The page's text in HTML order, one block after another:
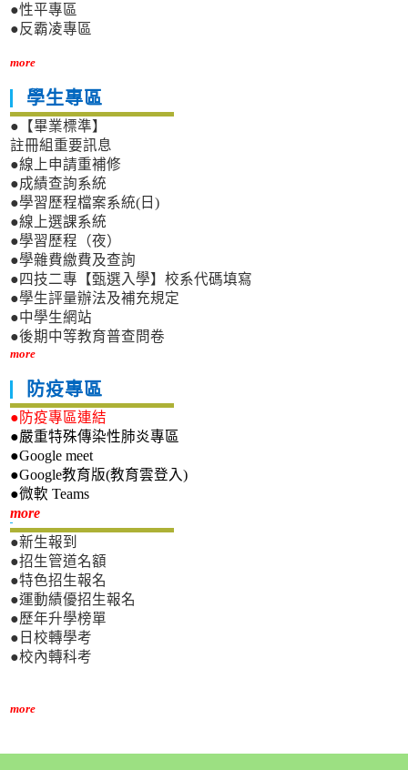
●性平專區
●反霸凌專區
more
學生專區
●【畢業標準】
註冊組重要訊息
●線上申請重補修
●成績查詢系統
●學習歷程檔案系統(日)
●線上選課系統
●學習歷程（夜）
●學雜費繳費及查詢
●四技二專【甄選入學】校系代碼填寫
●學生評量辦法及補充規定
●中學生網站
●後期中等教育普查問卷
more
防疫專區
●防疫專區連結
●嚴重特殊傳染性肺炎專區
●Google meet
●Google教育版(教育雲登入)
●微軟 Teams
more新生專區
●新生報到
●招生管道名額
●特色招生報名
●運動績優招生報名
●歷年升學榜單
●日校轉學考
●校內轉科考
more